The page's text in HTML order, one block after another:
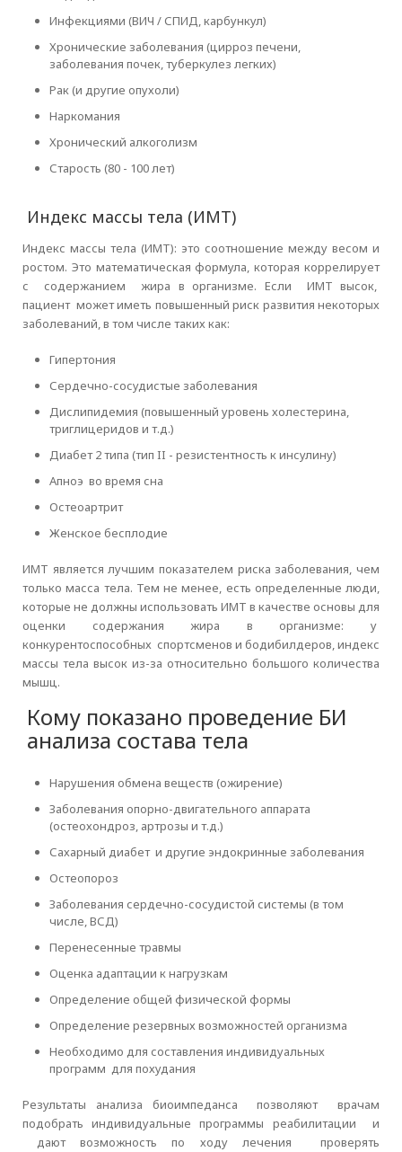
Инфекциями (ВИЧ / СПИД, карбункул)
Хронические заболевания (цирроз печени,
заболевания почек, туберкулез легких)
Рак (и другие опухоли)
Наркомания
Хронический алкоголизм
Старость (80 - 100 лет)
Индекс массы тела (ИМТ)
Индекс массы тела (ИМТ): это соотношение между весом и
ростом. Это математическая формула, которая коррелирует
с содержанием жира в организме. Если ИМТ высок,
пациент может иметь повышенный риск развития некоторых
заболеваний, в том числе таких как:
Гипертония
Сердечно-сосудистые заболевания
Дислипидемия (повышенный уровень холестерина,
триглицеридов и т.д.)
Диабет 2 типа (тип II - резистентность к инсулину)
Апноэ во время сна
Остеоартрит
Женское бесплодие
ИМТ является лучшим показателем риска заболевания, чем
только масса тела. Тем не менее, есть определенные люди,
которые не должны использовать ИМТ в качестве основы для
оценки содержания жира в организме: у
конкурентоспособных спортсменов и бодибилдеров, индекс
массы тела высок из-за относительно большого количества
мышц.
Кому показано проведение БИ
анализа состава тела
Нарушения обмена веществ (ожирение)
Заболевания опорно-двигательного аппарата
(остеохондроз, артрозы и т.д.)
Сахарный диабет и другие эндокринные заболевания
Остеопороз
Заболевания сердечно-сосудистой системы (в том
числе, ВСД)
Перенесенные травмы
Оценка адаптации к нагрузкам
Определение общей физической формы
Определение резервных возможностей организма
Необходимо для составления индивидуальных
программ для похудания
Результаты анализа биоимпеданса позволяют врачам
подобрать индивидуальные программы реабилитации и
дают возможность по ходу лечения проверять